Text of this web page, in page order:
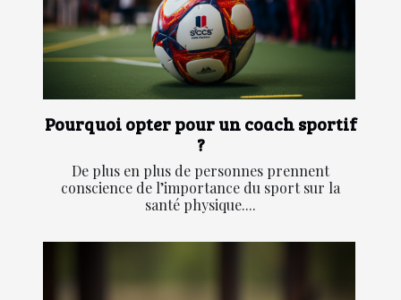
Pourquoi opter pour un coach sportif
?
De plus en plus de personnes prennent
conscience de l’importance du sport sur la
santé physique....